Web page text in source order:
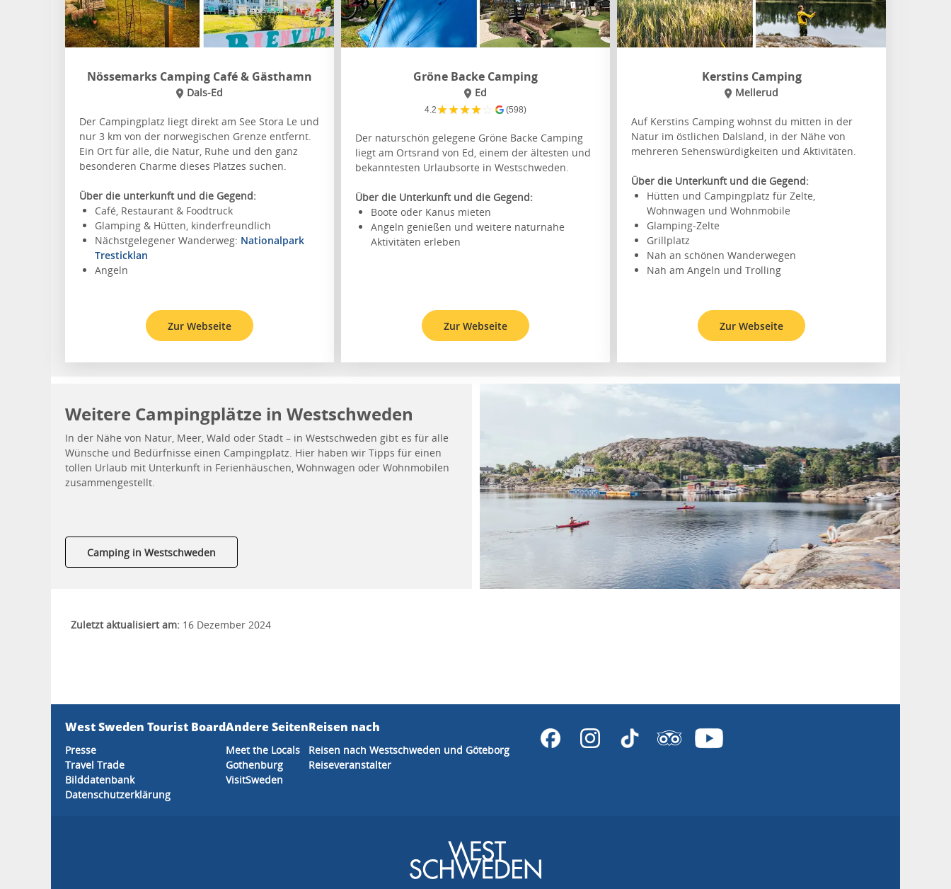
Nössemarks Camping Café & Gästhamn
Dals-Ed
Der Campingplatz liegt direkt am See Stora Le und
nur 3 km von der norwegischen Grenze entfernt.
Ein Ort für alle, die Natur, Ruhe und den ganz
besonderen Charme dieses Platzes suchen.
Über die unterkunft und die Gegend:
Café, Restaurant & Foodtruck
Glamping & Hütten, kinderfreundlich
Nächstgelegener Wanderweg: Nationalpark
Tresticklan
Angeln
Zur Webseite
Gröne Backe Camping
Ed
4.2★★★★☆ (598)
Der naturschön gelegene Gröne Backe Camping
liegt am Ortsrand von Ed, einem der ältesten und
bekanntesten Urlaubsorte in Westschweden.
Über die Unterkunft und die Gegend:
Boote oder Kanus mieten
Angeln genießen und weitere naturnahe
Aktivitäten erleben
Zur Webseite
Kerstins Camping
Mellerud
Auf Kerstins Camping wohnst du mitten in der
Natur im östlichen Dalsland, in der Nähe von
mehreren Sehenswürdigkeiten und Aktivitäten.
Über die Unterkunft und die Gegend:
Hütten und Campingplatz für Zelte,
Wohnwagen und Wohnmobile
Glamping-Zelte
Grillplatz
Nah an schönen Wanderwegen
Nah am Angeln und Trolling
Zur Webseite
Weitere Campingplätze in Westschweden
In der Nähe von Natur, Meer, Wald oder Stadt – in Westschweden gibt es für alle
Wünsche und Bedürfnisse einen Campingplatz. Hier haben wir Tipps für einen
tollen Urlaub mit Unterkunft in Ferienhäuschen, Wohnwagen oder Wohnmobilen
zusammengestellt.
Camping in Westschweden
Zuletzt aktualisiert am: 16 Dezember 2024
West Sweden Tourist Board
Presse
Travel Trade
Bilddatenbank
Datenschutzerklärung
Andere Seiten
Meet the Locals
Gothenburg
VisitSweden
Reisen nach
Reisen nach Westschweden und Göteborg
Reiseveranstalter